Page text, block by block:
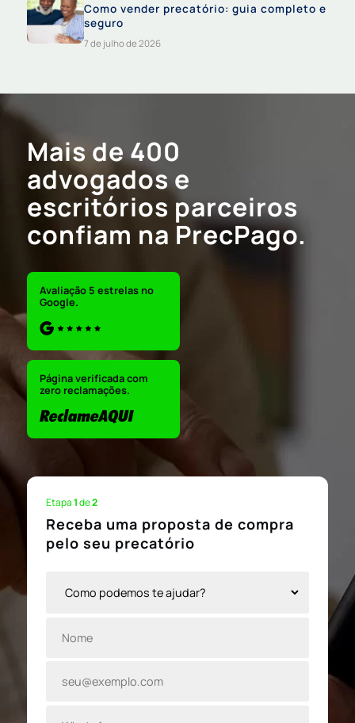
Como vender precatório: guia completo e
seguro
7 de julho de 2026
Mais de 400
advogados e
escritórios parceiros
confiam na PrecPago.
Avaliação 5 estrelas no
Google.
Página verificada com
zero reclamações.
Etapa1de2
Receba uma proposta de compra
pelo seu precatório